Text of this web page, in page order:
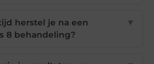
herstel je na een
8 behandeling?
▼